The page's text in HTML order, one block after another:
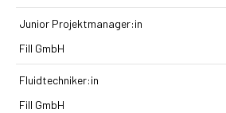
Junior Projektmanager:in
Fill GmbH
Fluidtechniker:in
Fill GmbH